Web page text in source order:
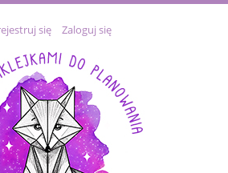
się Zaloguj się